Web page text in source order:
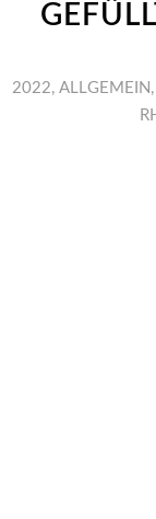
2022, ALLGEMEIN ,